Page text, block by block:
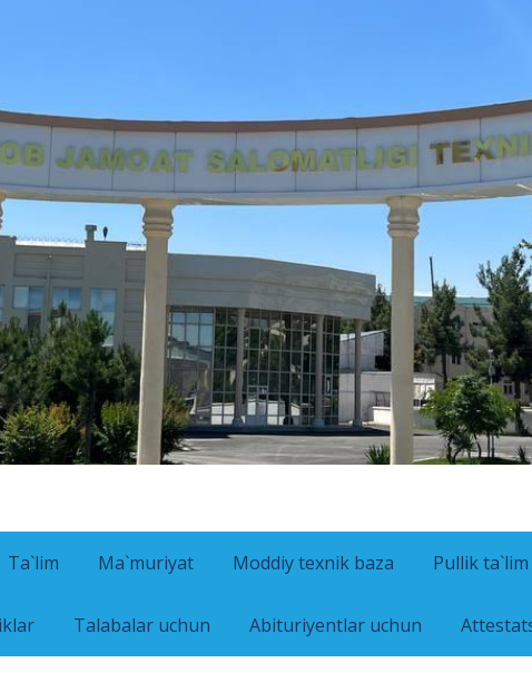
Ta`lim Ma`muriyat Moddiy texnik baza Pullik
Talabalar uchun Abituriyentlar uchun